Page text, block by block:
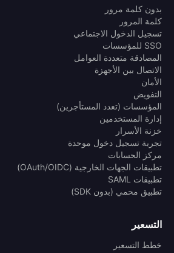
بدون كلمة مرور
كلمة المرور
تسجيل الدخول الاجتماعي
SSO للمؤسسات
المصادقة متعددة العوامل
الاتصال بين الأجهزة
الأمان
التفويض
المؤسسات (تعدد المستأجرين)
إدارة المستخدمين
خزنة الأسرار
تجربة تسجيل دخول موحدة
مركز الحسابات
تطبيقات الجهات الخارجية (OAuth/OIDC)
تطبيقات SAML
تطبيق محمي (بدون SDK)
التسعير
خطط التسعير